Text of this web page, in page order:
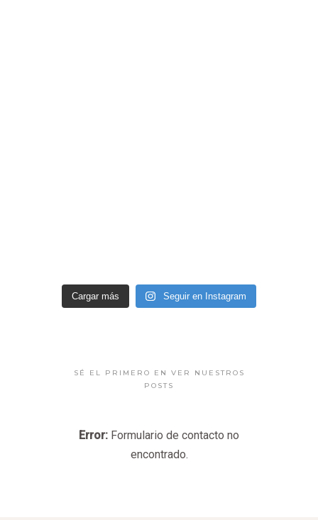
Cargar más Seguir en Instagram
SÉ EL PRIMERO EN VER NUESTROS
POSTS
Error: Formulario de contacto no
encontrado.